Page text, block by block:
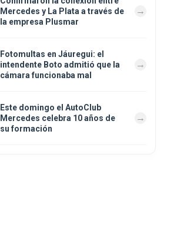
Mercedes y La Plata a través de
la empresa Plusmar
Fotomultas en Jáuregui: el
intendente Boto admitió que la
cámara funcionaba mal
Este domingo el AutoClub
Mercedes celebra 10 años de
su formación